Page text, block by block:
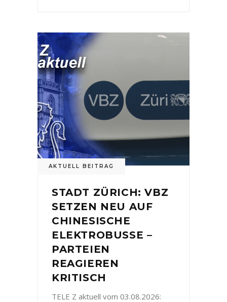
AKTUELL BEITRAG
STADT ZÜRICH: VBZ
SETZEN NEU AUF
CHINESISCHE
ELEKTROBUSSE –
PARTEIEN
REAGIEREN
KRITISCH
TELE Z aktuell vom 03.08.2026: